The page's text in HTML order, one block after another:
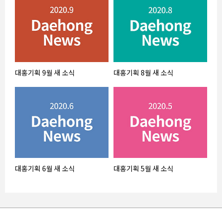
대홍기획 9월 새 소식 대홍기획 8월 새 소식
대홍기획 6월 새 소식 대홍기획 5월 새 소식